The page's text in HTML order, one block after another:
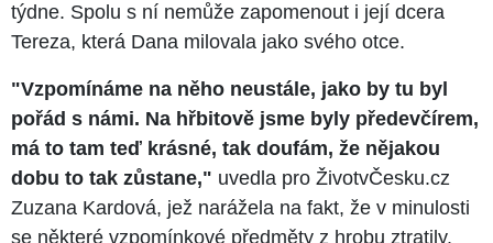
týdne. Spolu s ní nemůže zapomenout i její dcera
Tereza, která Dana milovala jako svého otce.
"Vzpomínáme na něho neustále, jako by tu byl
pořád s námi. Na hřbitově jsme byly předevčírem,
má to tam teď krásné, tak doufám, že nějakou
dobu to tak zůstane," uvedla pro ŽivotvČesku.cz
Zuzana Kardová, jež narážela na fakt, že v minulosti
se některé vzpomínkové předměty z hrobu ztratily.